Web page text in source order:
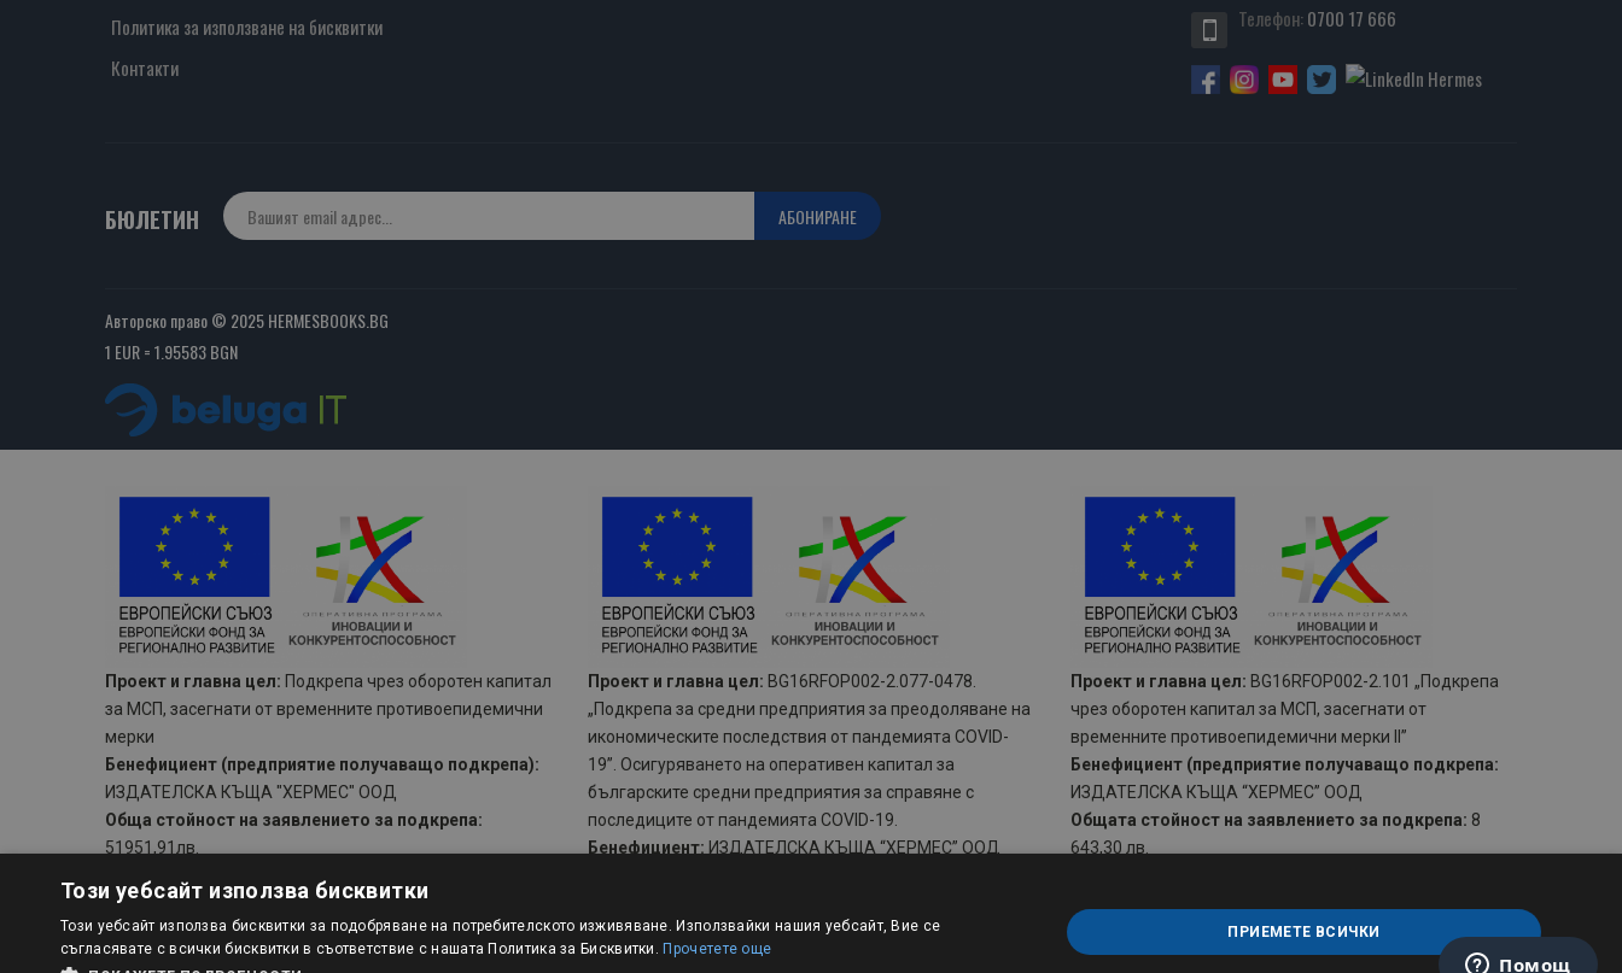
Политика за използване на бисквитки
Контакти
Телефон:0700 17 666
БЮЛЕТИН АБОНИРАНЕ
Авторско право © 2025 HERMESBOOKS.BG
1 EUR = 1.95583 BGN
Проект и главна цел: Подкрепа чрез оборотен капитал
за МСП, засегнати от временните противоепидемични
мерки
Бенефициент (предприятие получаващо подкрепа):
ИЗДАТЕЛСКА КЪЩА "ХЕРМЕС" ООД
Обща стойност на заявлението за подкрепа:
51951,91лв.
Край:12.06.2021 г.
Проект и главна цел: BG16RFOP002-2.077-0478.
„Подкрепа за средни предприятия за преодоляване на
икономическите последствия от пандемията COVID-
19”. Осигуряването на оперативен капитал за
българските средни предприятия за справяне с
последиците от пандемията COVID-19.
Бенефициент: ИЗДАТЕЛСКА КЪЩА “ХЕРМЕС” ООД
Начало:20.01.2021 г.
Край:20.04.2021 г.
Проект и главна цел: BG16RFOP002-2.101 „Подкрепа
чрез оборотен капитал за МСП, засегнати от
временните противоепидемични мерки II”
Бенефициент (предприятие получаващо подкрепа:
ИЗДАТЕЛСКА КЪЩА “ХЕРМЕС” ООД
Общата стойност на заявлението за подкрепа: 8
643,30 лв.
Този уебсайт използва бисквитки
Този уебсайт използва бисквитки за подобряване на потребителското изживяване. Използвайки нашия уебсайт, Вие се
съгласявате с всички бисквитки в съответствие с нашата Политика за Бисквитки. Прочетете още
ПРИЕМЕТЕ ВСИЧКИ